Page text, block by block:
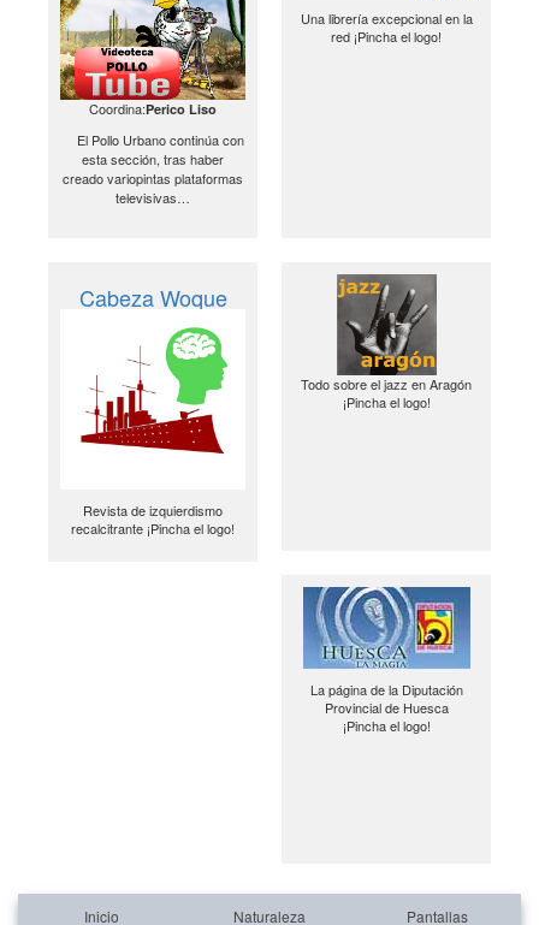
Coordina:Perico Liso
El Pollo Urbano continúa con
esta sección, tras haber
creado variopintas plataformas
televisivas…
Una librería excepcional en la
red ¡Pincha el logo!
Cabeza Woque
Revista de izquierdismo
recalcitrante ¡Pincha el logo!
Todo sobre el jazz en Aragón
¡Pincha el logo!
La página de la Diputación
Provincial de Huesca
¡Pincha el logo!
Inicio Naturaleza Pantallas